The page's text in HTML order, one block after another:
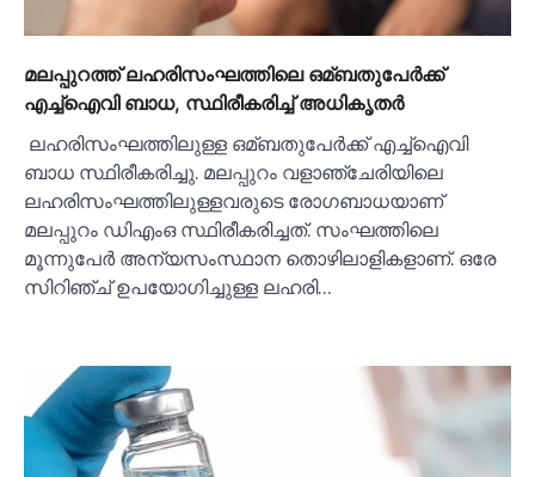
മലപ്പുറത്ത് ലഹരിസംഘത്തിലെ ഒമ്ബതുപേര്‍ക്ക്
എച്ച്‌ഐവി ബാധ, സ്ഥിരീകരിച്ച്‌ അധികൃതര്‍
ലഹരിസംഘത്തിലുള്ള ഒമ്ബതുപേർക്ക് എച്ച്‌ഐവി
ബാധ സ്ഥിരീകരിച്ചു. മലപ്പുറം വളാഞ്ചേരിയിലെ
ലഹരിസംഘത്തിലുള്ളവരുടെ രോഗബാധയാണ്
മലപ്പുറം ഡിഎംഒ സ്ഥിരീകരിച്ചത്. സംഘത്തിലെ
മൂന്നുപേർ അന്യസംസ്ഥാന തൊഴിലാളികളാണ്. ഒരേ
സിറിഞ്ച് ഉപയോഗിച്ചുള്ള ലഹരി…